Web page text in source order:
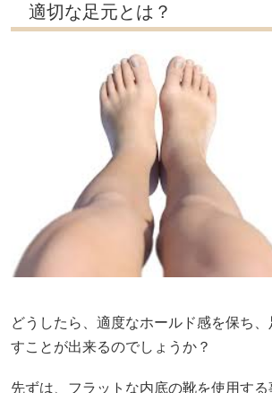
適切な足元とは？
どうしたら、適度なホールド感を保ち
すことが出来るのでしょうか？
先ずは、フラットな内底の靴を使用す